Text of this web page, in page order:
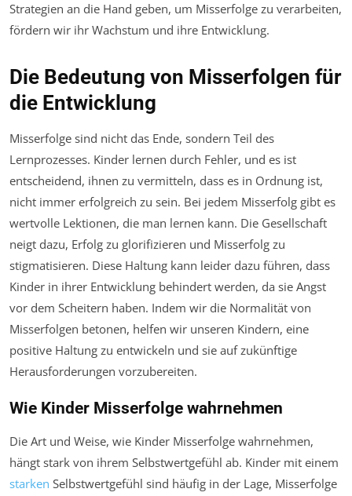
Strategien an die Hand geben, um Misserfolge zu verarbeiten,
fördern wir ihr Wachstum und ihre Entwicklung.
Die Bedeutung von Misserfolgen für
die Entwicklung
Misserfolge sind nicht das Ende, sondern Teil des
Lernprozesses. Kinder lernen durch Fehler, und es ist
entscheidend, ihnen zu vermitteln, dass es in Ordnung ist,
nicht immer erfolgreich zu sein. Bei jedem Misserfolg gibt es
wertvolle Lektionen, die man lernen kann. Die Gesellschaft
neigt dazu, Erfolg zu glorifizieren und Misserfolg zu
stigmatisieren. Diese Haltung kann leider dazu führen, dass
Kinder in ihrer Entwicklung behindert werden, da sie Angst
vor dem Scheitern haben. Indem wir die Normalität von
Misserfolgen betonen, helfen wir unseren Kindern, eine
positive Haltung zu entwickeln und sie auf zukünftige
Herausforderungen vorzubereiten.
Wie Kinder Misserfolge wahrnehmen
Die Art und Weise, wie Kinder Misserfolge wahrnehmen,
hängt stark von ihrem Selbstwertgefühl ab. Kinder mit einem
starken Selbstwertgefühl sind häufig in der Lage, Misserfolge